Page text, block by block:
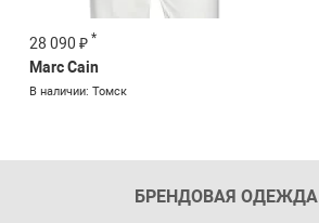
28 090 ₽ *
Marc Cain
В наличии: Томск
БРЕНДОВАЯ ОДЕЖДА